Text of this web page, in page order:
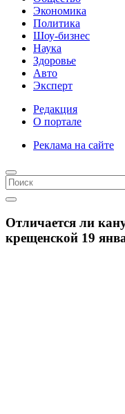
Экономика
Политика
Шоу-бизнес
Наука
Здоровье
Авто
Эксперт
Редакция
О портале
Реклама на сайте
Отличается ли
крещенской 19